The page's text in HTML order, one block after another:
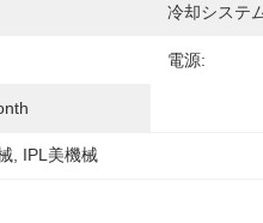
冷却システ
電源:
IPL美機械